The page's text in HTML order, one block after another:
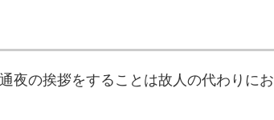
夜の挨拶をすることは故人の代わりにお